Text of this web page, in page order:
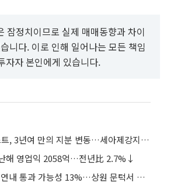
잠정치이므로 실제 매매동향과 차이
니다. 이로 인해 일어나는 모든 책임
자자 본인에게 있습니다.
에이앤에이인베스트, 3년여 만의 지분 변동…세아제강지주, 오너 4세 승계 지렛대 밑그림?
해 영업익 2058억…전년比 2.7%↓
美 클래리티 법안 연내 통과 가능성 13%…상원 문턱서 제동